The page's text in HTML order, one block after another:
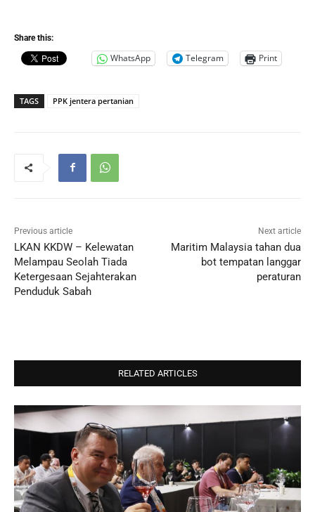
Share this:
WhatsApp Telegram Print
TAGS PPK jentera pertanian
Previous article
LKAN KKDW – Kelewatan
Melampau Seolah Tiada
Ketergesaan Sejahterakan
Penduduk Sabah
Next article
Maritim Malaysia tahan dua
bot tempatan langgar
peraturan
RELATED ARTICLES